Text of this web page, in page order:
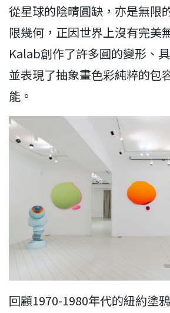
從星球的陰晴圓缺，亦是無限
限幾何，正因世界上沒有完美
Kalab創作了許多圓的變形、
並表現了抽象畫色彩純粹的包
能。
回顧1970-1980年代的紐約塗